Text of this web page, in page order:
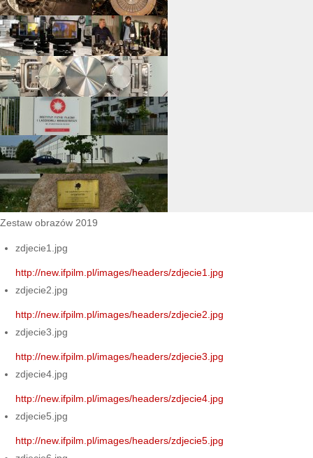
Zestaw obrazów 2019
zdjecie1.jpg
http://new.ifpilm.pl/images/headers/zdjecie1.jpg
zdjecie2.jpg
http://new.ifpilm.pl/images/headers/zdjecie2.jpg
zdjecie3.jpg
http://new.ifpilm.pl/images/headers/zdjecie3.jpg
zdjecie4.jpg
http://new.ifpilm.pl/images/headers/zdjecie4.jpg
zdjecie5.jpg
http://new.ifpilm.pl/images/headers/zdjecie5.jpg